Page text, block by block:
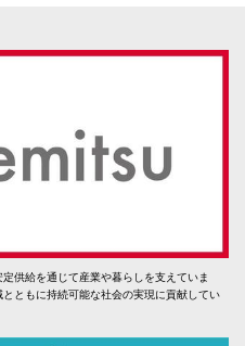
供給を通じて産業や暮らしを支えていま
ともに持続可能な社会の実現に貢献してい